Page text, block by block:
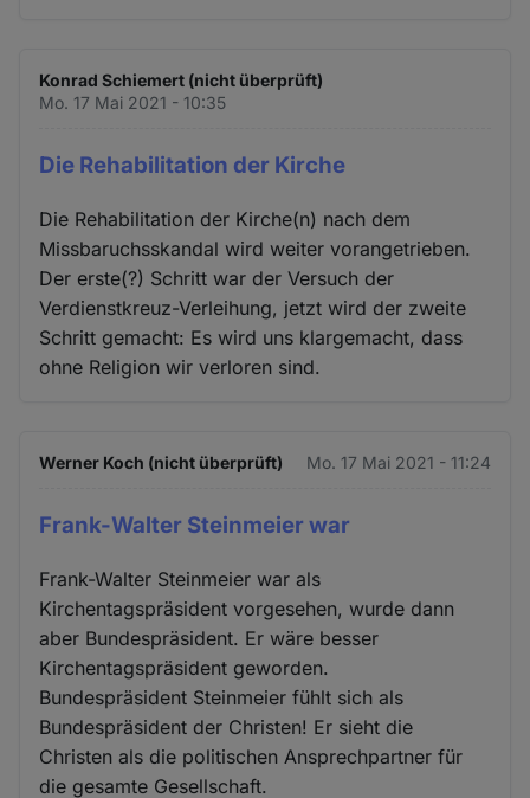
Konrad Schiemert (nicht überprüft)
Mo. 17 Mai 2021 - 10:35
Die Rehabilitation der Kirche
Die Rehabilitation der Kirche(n) nach dem
Missbaruchsskandal wird weiter vorangetrieben.
Der erste(?) Schritt war der Versuch der
Verdienstkreuz-Verleihung, jetzt wird der zweite
Schritt gemacht: Es wird uns klargemacht, dass
ohne Religion wir verloren sind.
Werner Koch (nicht überprüft) Mo. 17 Mai 2021 - 11:24
Frank-Walter Steinmeier war
Frank-Walter Steinmeier war als
Kirchentagspräsident vorgesehen, wurde dann
aber Bundespräsident. Er wäre besser
Kirchentagspräsident geworden.
Bundespräsident Steinmeier fühlt sich als
Bundespräsident der Christen! Er sieht die
Christen als die politischen Ansprechpartner für
die gesamte Gesellschaft.